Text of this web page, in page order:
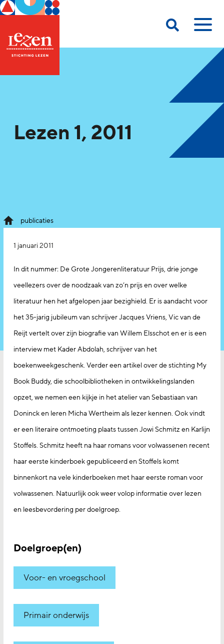
Lezen 1, 2011
publicaties
1 januari 2011
In dit nummer: De Grote Jongerenliteratuur Prijs, drie jonge
veellezers over de noodzaak van zo’n prijs en over welke
literatuur hen het afgelopen jaar bezighield. Er is aandacht voor
het 35-jarig jubileum van schrijver Jacques Vriens, Vic van de
Reijt vertelt over zijn biografie van Willem Elsschot en er is een
interview met Kader Abdolah, schrijver van het
boekenweekgeschenk. Verder een artikel over de stichting My
Book Buddy, die schoolbibliotheken in ontwikkelingslanden
opzet, we nemen een kijkje in het atelier van Sebastiaan van
Doninck en leren Micha Wertheim als lezer kennen. Ook vindt
er een literaire ontmoeting plaats tussen Jowi Schmitz en Karlijn
Stoffels. Schmitz heeft na haar romans voor volwassenen recent
haar eerste kinderboek gepubliceerd en Stoffels komt
binnenkort na vele kinderboeken met haar eerste roman voor
volwassenen. Natuurlijk ook weer volop informatie over lezen
en leesbevordering per doelgroep.
Doelgroep(en)
Voor- en vroegschool
Primair onderwijs